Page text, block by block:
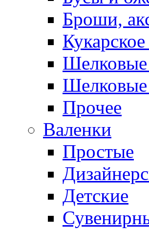
Броши,
Шелковые
Прочее
Валенки
Простые
Детские